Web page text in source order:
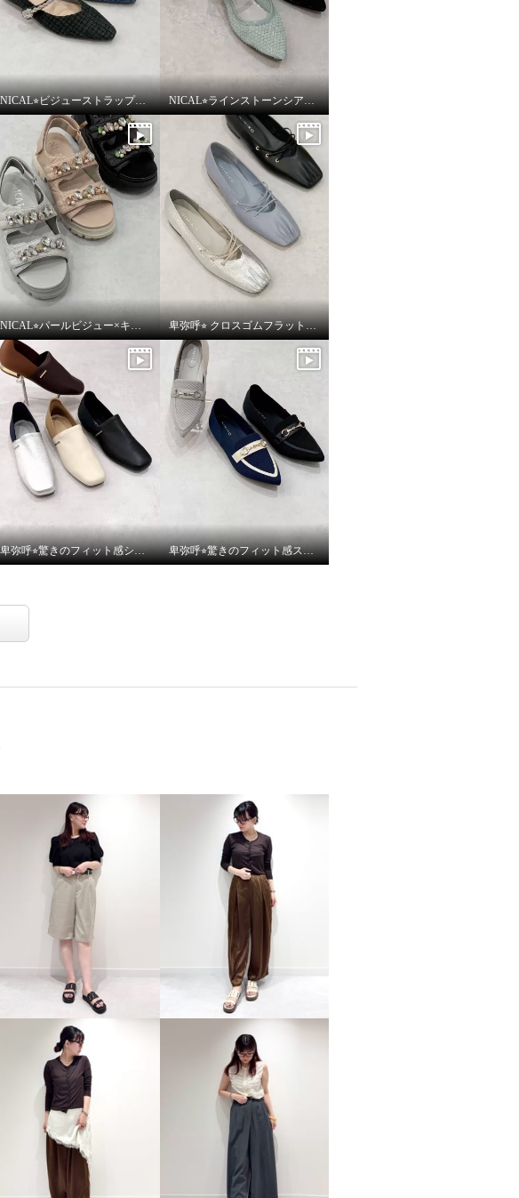
NICAL⭐︎ビジューストラップツィードパンプスをご紹介いたします。 NICAL⭐︎ラインストーンシアーミュールをご紹介いたします。
NICAL⭐︎パールビジュー×キルティングボリュームサンダルをご紹介いたします。 卑弥呼⭐︎ クロスゴムフラットパンプスをご紹介いたします。
卑弥呼⭐︎驚きのフィット感シープストレッチレザースッと履けるパンプスをご紹介いたします。 卑弥呼⭐︎驚きのフィット感スッと履けるニットローファーをご紹介いたします。